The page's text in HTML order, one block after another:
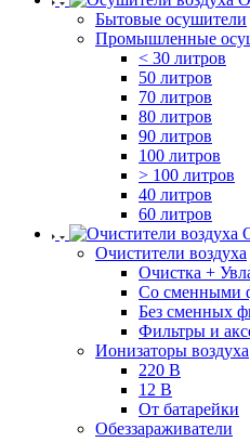
Бытовые осушители
Промышленные
< 30 литров
50 литров
70 литров
80 литров
90 литров
100 литров
> 100 литров
40 литров
60 литров
Очистители воздуха
Очистка +
Cо сменными
Без сменных
Фильтры и
Ионизаторы воздуха
220 В
12 В
От батарейки
Обеззараживатели